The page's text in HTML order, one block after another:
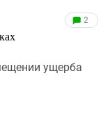
2
ущерба